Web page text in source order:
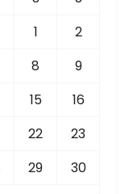
1
2
8
9
15
16
22
23
29
30